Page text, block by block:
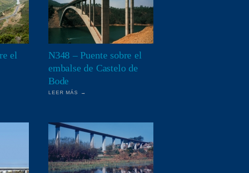
el
N348 – Puente sobre el
embalse de Castelo de
Bode
LEER MÁS →